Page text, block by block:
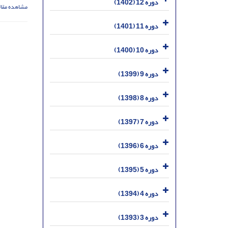
مشاهده
دوره 11 (1401)
دوره 10 (1400)
دوره 9 (1399)
دوره 8 (1398)
دوره 7 (1397)
دوره 6 (1396)
دوره 5 (1395)
دوره 4 (1394)
دوره 3 (1393)